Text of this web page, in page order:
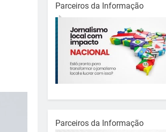
Parceiros da Informação
Parceiros da Informação